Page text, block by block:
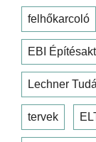
felhőkarcoló
EBI
Lechner
tervek